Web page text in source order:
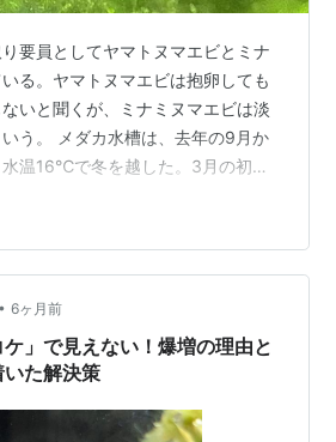
要員としてヤマトヌマエビとミナ
る。ヤマトヌマエビは抱卵しても
いと聞くが、ミナミヌマエビは淡
う。 メダカ水槽は、去年の9月か
水温16℃で冬を越した。3月の初
ので、上の写真のようにコケを掃
槽に移動し、数匹のオスと共に入
時の餌になるようにと、戸外で作っ
ターを時々入れながら、様子を観
大できる双眼実体顕微鏡で観察し
様々な微生物が見られる…
• 6ヶ月前
」で見えない！爆増の理由と
た解決策